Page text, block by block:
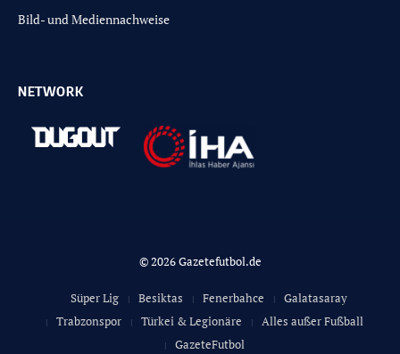
Bild- und Mediennachweise
NETWORK
© 2026 Gazetefutbol.de
Süper Lig Besiktas Fenerbahce
Galatasaray
Trabzonspor
Türkei & Legionäre
Alles außer Fußball
GazeteFutbol